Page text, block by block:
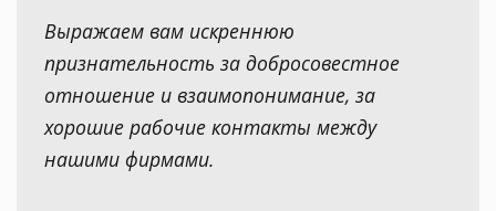
Выражаем вам искреннюю
признательность за добросовестное
отношение и взаимопонимание, за
хорошие рабочие контакты между
нашими фирмами.